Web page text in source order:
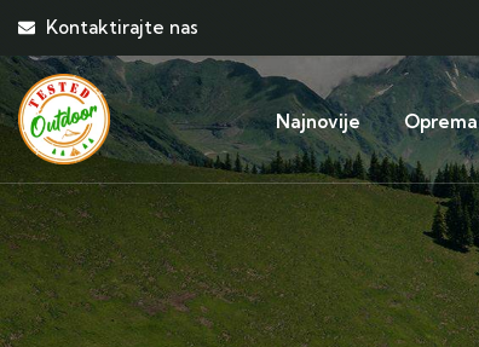
Kontaktirajte nas
Najnovije Oprema